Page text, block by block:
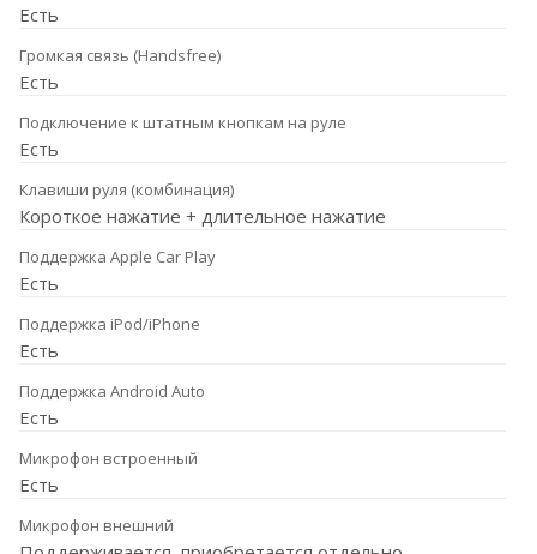
Есть
Громкая связь (Handsfree)
Есть
Подключение к штатным кнопкам на руле
Есть
Клавиши руля (комбинация)
Короткое нажатие + длительное нажатие
Поддержка Apple Car Play
Есть
Поддержка iPod/iPhone
Есть
Поддержка Android Auto
Есть
Микрофон встроенный
Есть
Микрофон внешний